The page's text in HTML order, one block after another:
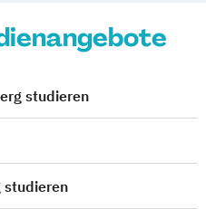
studieren
studieren